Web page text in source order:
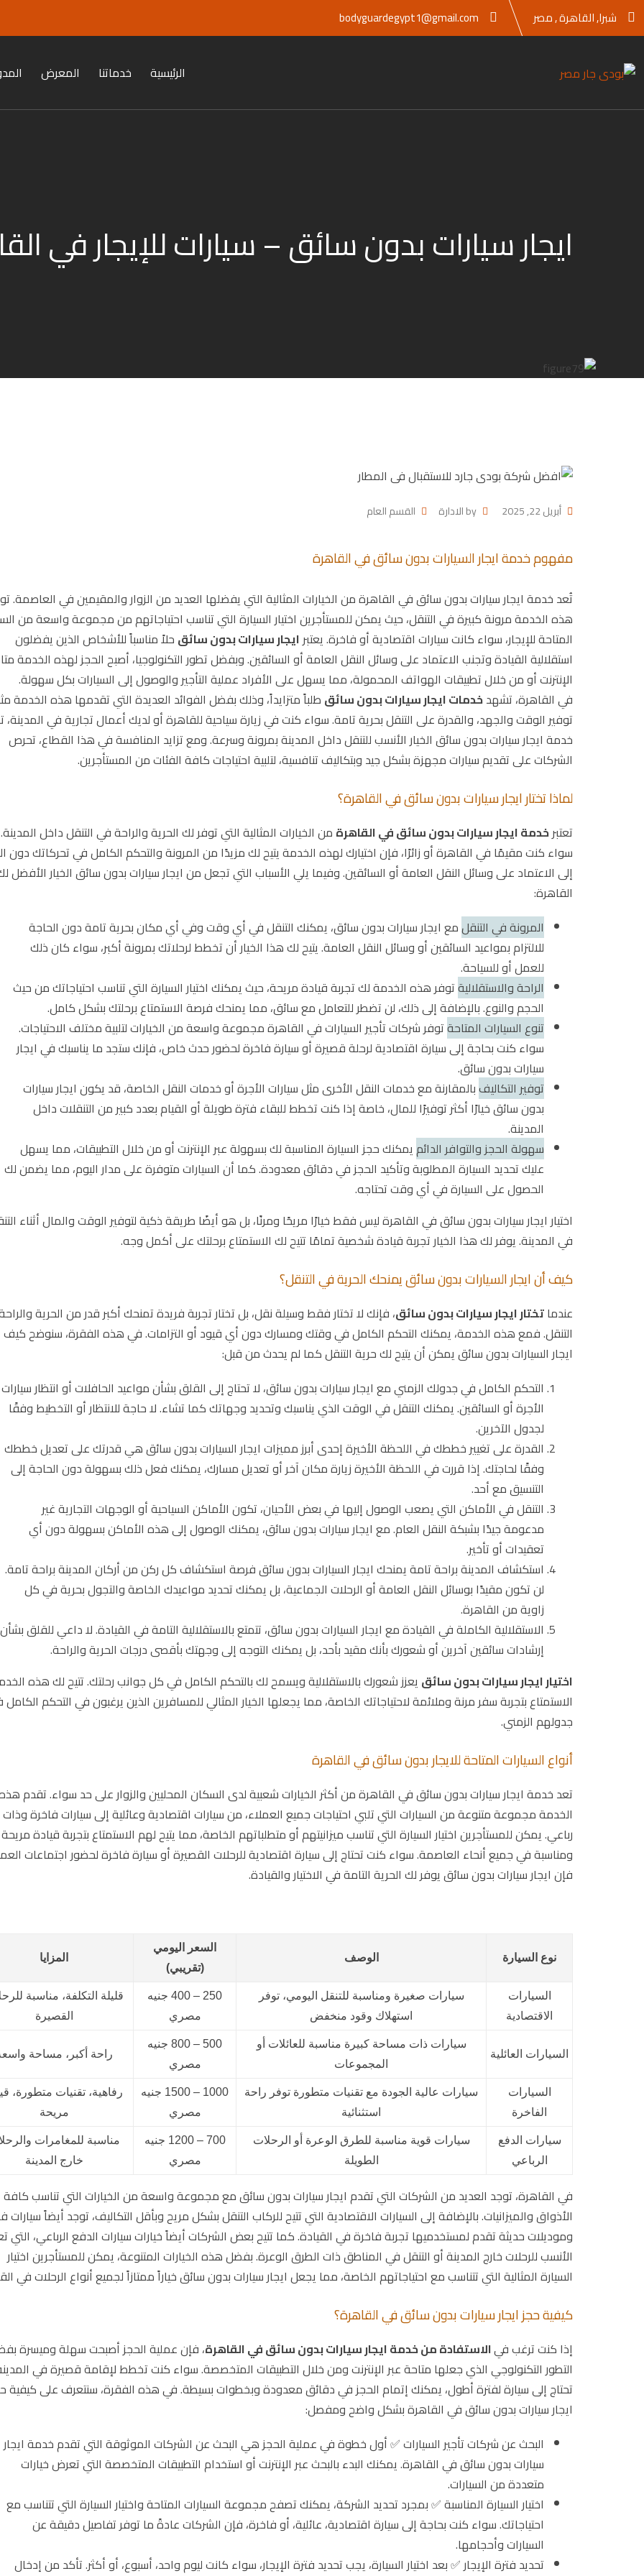
Skip شبرا, القاهرة , مصر bodyguardegypt1@gmail.com
الرئيسية خدماتنا المعرض
ايجار سيارات بدون سائق – سيارات للإيجار في
أبريل 22, 2025 byالادارة القسم العام
مفهوم خدمة ايجار السيارات بدون سائق في القاهرة
تُعد خدمة ايجار سيارات بدون سائق في القاهرة من الخيارات المثالية التي يفضلها العديد من الزوار والمقيمين في العاصمة.
هذه الخدمة مرونة كبيرة في التنقل، حيث يمكن للمستأجرين اختيار السيارة التي تناسب احتياجاتهم من مجموعة واسعة من
المتاحة للإيجار، سواء كانت سيارات اقتصادية أو فاخرة. يعتبرايجار سيارات بدون سائق حلاً مناسباً للأشخاص الذين يفضلون
استقلالية القيادة وتجنب الاعتماد على وسائل النقل العامة أو السائقين. وبفضل تطور التكنولوجيا، أصبح الحجز لهذه الخدمة
الإنترنت أو من خلال تطبيقات الهواتف المحمولة، مما يسهل على الأفراد عملية التأجير والوصول إلى السيارات بكل سهولة.
في القاهرة، تشهدخدمات ايجار سيارات بدون سائق طلباً متزايداً، وذلك بفضل الفوائد العديدة التي تقدمها هذه الخدمة
توفير الوقت والجهد، والقدرة على التنقل بحرية تامة. سواء كنت في زيارة سياحية للقاهرة أو لديك أعمال تجارية في المدينة،
خدمة ايجار سيارات بدون سائق الخيار الأنسب للتنقل داخل المدينة بمرونة وسرعة. ومع تزايد المنافسة في هذا القطاع، تحرص
الشركات على تقديم سيارات مجهزة بشكل جيد وبتكاليف تنافسية، لتلبية احتياجات كافة الفئات من المستأجرين.
لماذا تختار ايجار سيارات بدون سائق في القاهرة؟
تعتبرخدمة ايجار سيارات بدون سائق في القاهرة من الخيارات المثالية التي توفر لك الحرية والراحة في التنقل داخل المدينة.
سواء كنت مقيمًا في القاهرة أو زائرًا، فإن اختيارك لهذه الخدمة يتيح لك مزيدًا من المرونة والتحكم الكامل في تحركاتك دون
إلى الاعتماد على وسائل النقل العامة أو السائقين. وفيما يلي الأسباب التي تجعل من ايجار سيارات بدون سائق الخيار الأفضل
القاهرة:
المرونة في التنقلمع ايجار سيارات بدون سائق، يمكنك التنقل في أي وقت وفي أي مكان بحرية تامة دون الحاجة
للالتزام بمواعيد السائقين أو وسائل النقل العامة. يتيح لك هذا الخيار أن تخطط لرحلاتك بمرونة أكبر، سواء كان ذلك
للعمل أو للسياحة.
الراحة والاستقلاليةتوفر هذه الخدمة لك تجربة قيادة مريحة، حيث يمكنك اختيار السيارة التي تناسب احتياجاتك من حيث
الحجم والنوع. بالإضافة إلى ذلك، لن تضطر للتعامل مع سائق، مما يمنحك فرصة الاستمتاع برحلتك بشكل كامل.
تنوع السيارات المتاحةتوفر شركات تأجير السيارات في القاهرة مجموعة واسعة من الخيارات لتلبية مختلف الاحتياجات.
سواء كنت بحاجة إلى سيارة اقتصادية لرحلة قصيرة أو سيارة فاخرة لحضور حدث خاص، فإنك ستجد ما يناسبك في ايجار
سيارات بدون سائق.
توفير التكاليفبالمقارنة مع خدمات النقل الأخرى مثل سيارات الأجرة أو خدمات النقل الخاصة، قد يكون ايجار سيارات
بدون سائق خيارًا أكثر توفيرًا للمال، خاصة إذا كنت تخطط للبقاء فترة طويلة أو القيام بعدد كبير من التنقلات داخل
المدينة.
سهولة الحجز والتوافر الدائميمكنك حجز السيارة المناسبة لك بسهولة عبر الإنترنت أو من خلال التطبيقات، مما يسهل
عليك تحديد السيارة المطلوبة وتأكيد الحجز في دقائق معدودة. كما أن السيارات متوفرة على مدار اليوم، مما يضمن لك
الحصول على السيارة في أي وقت تحتاجه.
اختيار ايجار سيارات بدون سائق في القاهرة ليس فقط خيارًا مريحًا ومرنًا، بل هو أيضًا طريقة ذكية لتوفير الوقت والمال أثناء
في المدينة. يوفر لك هذا الخيار تجربة قيادة شخصية تمامًا تتيح لك الاستمتاع برحلتك على أكمل وجه.
كيف أن ايجار السيارات بدون سائق يمنحك الحرية في التنقل؟
عندماتختار ايجار سيارات بدون سائق، فإنك لا تختار فقط وسيلة نقل، بل تختار تجربة فريدة تمنحك أكبر قدر من الحرية
التنقل. فمع هذه الخدمة، يمكنك التحكم الكامل في وقتك ومسارك دون أي قيود أو التزامات. في هذه الفقرة، سنوضح
ايجار السيارات بدون سائق يمكن أن يتيح لك حرية التنقل كما لم يحدث من قبل:
التحكم الكامل في جدولك الزمني مع ايجار سيارات بدون سائق، لا تحتاج إلى القلق بشأن مواعيد الحافلات أو انتظار سيارات
الأجرة أو السائقين. يمكنك التنقل في الوقت الذي يناسبك وتحديد وجهاتك كما تشاء. لا حاجة للانتظار أو التخطيط وفقًا
لجدول الآخرين.
القدرة على تغيير خططك في اللحظة الأخيرة إحدى أبرز مميزات ايجار السيارات بدون سائق هي قدرتك على تعديل خططك
وفقًا لحاجتك. إذا قررت في اللحظة الأخيرة زيارة مكان آخر أو تعديل مسارك، يمكنك فعل ذلك بسهولة دون الحاجة إلى
التنسيق مع أحد.
التنقل في الأماكن التي يصعب الوصول إليها في بعض الأحيان، تكون الأماكن السياحية أو الوجهات التجارية غير
مدعومة جيدًا بشبكة النقل العام. مع ايجار سيارات بدون سائق، يمكنك الوصول إلى هذه الأماكن بسهولة دون أي
تعقيدات أو تأخير.
استكشاف المدينة براحة تامة يمنحك ايجار السيارات بدون سائق فرصة استكشاف كل ركن من أركان المدينة براحة تامة.
لن تكون مقيدًا بوسائل النقل العامة أو الرحلات الجماعية، بل يمكنك تحديد مواعيدك الخاصة والتجول بحرية في كل
زاوية من القاهرة.
الاستقلالية الكاملة في القيادة مع ايجار السيارات بدون سائق، تتمتع بالاستقلالية التامة في القيادة. لا داعي للقلق بشأن
إرشادات سائقين آخرين أو شعورك بأنك مقيد بأحد، بل يمكنك التوجه إلى وجهتك بأقصى درجات الحرية والراحة.
اختيار ايجار سيارات بدون سائق يعزز شعورك بالاستقلالية ويسمح لك بالتحكم الكامل في كل جوانب رحلتك. تتيح لك هذه
الاستمتاع بتجربة سفر مرنة وملائمة لاحتياجاتك الخاصة، مما يجعلها الخيار المثالي للمسافرين الذين يرغبون في التحكم
جدولهم الزمني.
أنواع السيارات المتاحة للايجار بدون سائق في القاهرة
تعد خدمة ايجار سيارات بدون سائق في القاهرة من أكثر الخيارات شعبية لدى السكان المحليين والزوار على حد سواء. تقدم
الخدمة مجموعة متنوعة من السيارات التي تلبي احتياجات جميع العملاء، من سيارات اقتصادية وعائلية إلى سيارات فاخرة
رباعي. يمكن للمستأجرين اختيار السيارة التي تناسب ميزانيتهم أو متطلباتهم الخاصة، مما يتيح لهم الاستمتاع بتجربة قيادة مريحة
ومناسبة في جميع أنحاء العاصمة. سواء كنت تحتاج إلى سيارة اقتصادية للرحلات القصيرة أو سيارة فاخرة لحضور اجتماعات
فإن ايجار سيارات بدون سائق يوفر لك الحرية التامة في الاختيار والقيادة.
نوع السيارة الوصف
السعر اليومي
(تقريبي)
المزايا
السيارات
الاقتصادية
سيارات صغيرة ومناسبة للتنقل اليومي، توفر
استهلاك وقود منخفض
250 – 400 جنيه
مصري
قليلة التكلفة، مناسبة
القصيرة
السيارات العائلية
سيارات ذات مساحة كبيرة مناسبة للعائلات أو
المجموعات
500 – 800 جنيه
مصري
راحة أكبر، مساحة
السيارات
الفاخرة
سيارات عالية الجودة مع تقنيات متطورة توفر راحة
استثنائية
1000 – 1500 جنيه
مصري
رفاهية، تقنيات متطورة،
مريحة
سيارات الدفع
الرباعي
سيارات قوية مناسبة للطرق الوعرة أو الرحلات
الطويلة
700 – 1200 جنيه
مصري
مناسبة للمغامرات
خارج المدينة
في القاهرة، توجد العديد من الشركات التي تقدم ايجار سيارات بدون سائق مع مجموعة واسعة من الخيارات التي تناسب كافة
الأذواق والميزانيات. بالإضافة إلى السيارات الاقتصادية التي تتيح للركاب التنقل بشكل مريح وبأقل التكاليف، توجد أيضاً سيارات
وموديلات حديثة تقدم لمستخدميها تجربة فاخرة في القيادة. كما تتيح بعض الشركات أيضاً خيارات سيارات الدفع الرباعي، التي
الأنسب للرحلات خارج المدينة أو التنقل في المناطق ذات الطرق الوعرة. بفضل هذه الخيارات المتنوعة، يمكن للمستأجرين اختيار
السيارة المثالية التي تتناسب مع احتياجاتهم الخاصة، مما يجعل ايجار سيارات بدون سائق خياراً ممتازاً لجميع أنواع الرحلات في
كيفية حجز ايجار سيارات بدون سائق في القاهرة؟
إذا كنت ترغب فيالاستفادة من خدمة ايجار سيارات بدون سائق في القاهرة، فإن عملية الحجز أصبحت سهلة وميسرة
التطور التكنولوجي الذي جعلها متاحة عبر الإنترنت ومن خلال التطبيقات المتخصصة. سواء كنت تخطط لإقامة قصيرة في
تحتاج إلى سيارة لفترة أطول، يمكنك إتمام الحجز في دقائق معدودة وبخطوات بسيطة. في هذه الفقرة، سنتعرف على كيفية
ايجار سيارات بدون سائق في القاهرة بشكل واضح ومفصل:
البحث عن شركات تأجير السيارات ✅ أول خطوة في عملية الحجز هي البحث عن الشركات الموثوقة التي تقدم خدمة ايجار
سيارات بدون سائق في القاهرة. يمكنك البدء بالبحث عبر الإنترنت أو استخدام التطبيقات المتخصصة التي تعرض خيارات
متعددة من السيارات.
اختيار السيارة المناسبة ✅ بمجرد تحديد الشركة، يمكنك تصفح مجموعة السيارات المتاحة واختيار السيارة التي تتناسب مع
احتياجاتك. سواء كنت بحاجة إلى سيارة اقتصادية، عائلية، أو فاخرة، فإن الشركات عادةً ما توفر تفاصيل دقيقة عن
السيارات وأحجامها.
تحديد فترة الإيجار ✅ بعد اختيار السيارة، يجب تحديد فترة الإيجار، سواء كانت ليوم واحد، أسبوع، أو أكثر. تأكد من إدخال